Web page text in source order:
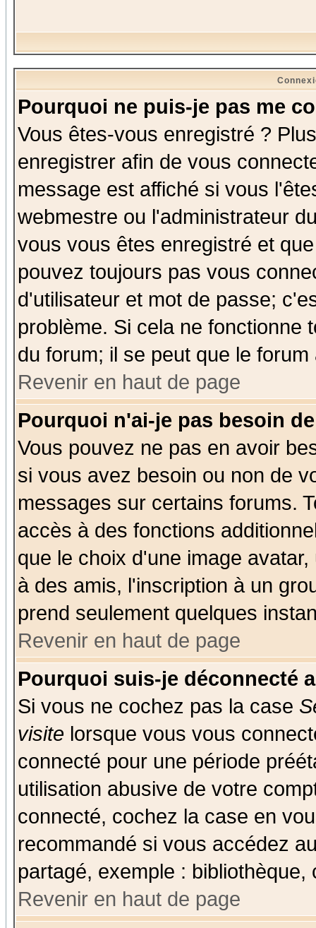
Pourquoi ne puis-je pas me
Vous êtes-vous enregistré ?
enregistrer afin de vous
message est affiché si vous
webmestre ou l'administrateur
vous vous êtes enregistré et
pouvez toujours pas vous
d'utilisateur et mot de passe;
problème. Si cela ne fonctionne
du forum; il se peut que le
Revenir en haut de page
Pourquoi n'ai-je pas besoin
Vous pouvez ne pas en avoir
si vous avez besoin ou non de
messages sur certains forums.
accès à des fonctions
que le choix d'une image
à des amis, l'inscription à un
prend seulement quelques
Revenir en haut de page
Pourquoi suis-je déconnecté
Si vous ne cochez pas la case
visite lorsque vous vous
connecté pour une période
utilisation abusive de votre
connecté, cochez la case en
recommandé si vous accédez
partagé, exemple :
Revenir en haut de page